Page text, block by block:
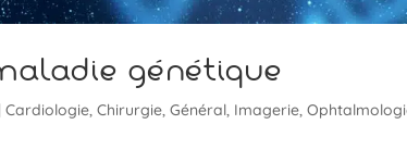
génétique
|Cardiologie,Chirurgie,Général, Imagerie,